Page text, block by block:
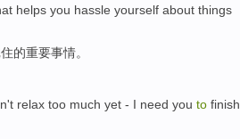
helps you hassle yourself about things
的重要事情。
relax too much yet - I need you to finish